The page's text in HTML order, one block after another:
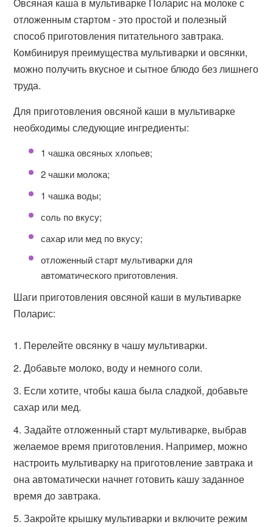
отложенным стартом - это простой и полезный
способ приготовления питательного завтрака.
Комбинируя преимущества мультиварки и овсянки,
можно получить вкусное и сытное блюдо без лишнего
труда.
Для приготовления овсяной каши в мультиварке
необходимы следующие ингредиенты:
1 чашка овсяных хлопьев;
2 чашки молока;
1 чашка воды;
соль по вкусу;
сахар или мед по вкусу;
отложенный старт мультиварки для
автоматического приготовления.
Шаги приготовления овсяной каши в мультиварке
Поларис:
Перелейте овсянку в чашу мультиварки.
Добавьте молоко, воду и немного соли.
Если хотите, чтобы каша была сладкой, добавьте
сахар или мед.
Задайте отложенный старт мультиварке, выбрав
желаемое время приготовления. Например, можно
настроить мультиварку на приготовление завтрака и
она автоматически начнет готовить кашу заданное
время до завтрака.
Закройте крышку мультиварки и включите режим